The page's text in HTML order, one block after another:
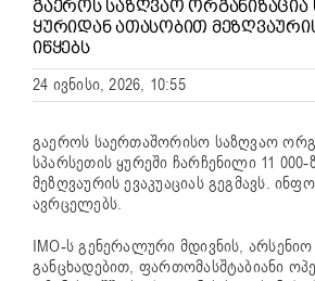
ᲒᲐᲔᲠᲝᲡ ᲡᲐᲖᲦᲕᲐᲝ ᲝᲠᲒᲐᲜᲘᲖᲐᲪᲘᲐ
ᲧᲣᲠᲘᲓᲐᲜ ᲐᲗᲐᲡᲝᲑᲘᲗ
ᲘᲬᲧᲔᲑᲡ
24 ივნისი, 2026, 10:55
გაეროს საერთაშორისო საზღვაო
სპარსეთის ყურეში ჩარჩენილი 11 000-
მეზღვაურის ევაკუაციას გეგმავს.
ავრცელებს.
IMO-ს გენერალური მდივნის,
განცხადებით, ფართომასშტაბიანი